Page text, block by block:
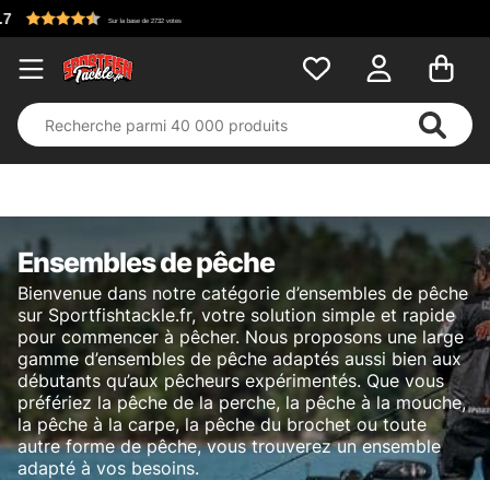
Ensembles de pêche
Bienvenue dans notre catégorie d’ensembles de pêche
sur Sportfishtackle.fr, votre solution simple et rapide
pour commencer à pêcher. Nous proposons une large
gamme d’ensembles de pêche adaptés aussi bien aux
débutants qu’aux pêcheurs expérimentés. Que vous
préfériez la pêche de la perche, la pêche à la mouche,
la pêche à la carpe, la pêche du brochet ou toute
autre forme de pêche, vous trouverez un ensemble
adapté à vos besoins.